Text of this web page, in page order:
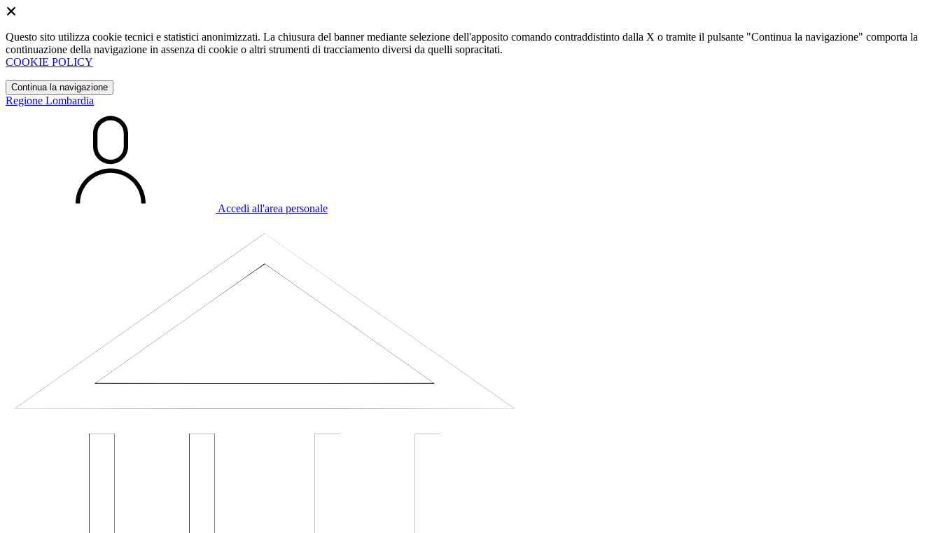
Questo sito utilizza cookie tecnici e statistici anonimizzati. La chiusura del banner mediante selezione dell'apposito comando contraddistinto dalla X o tramite il pulsante "Continua la navigazione" comporta la
continuazione della navigazione in assenza di cookie o altri strumenti di tracciamento diversi da quelli sopracitati.
COOKIE POLICY
Continua la navigazione
Regione Lombardia
Accedi all'area personale